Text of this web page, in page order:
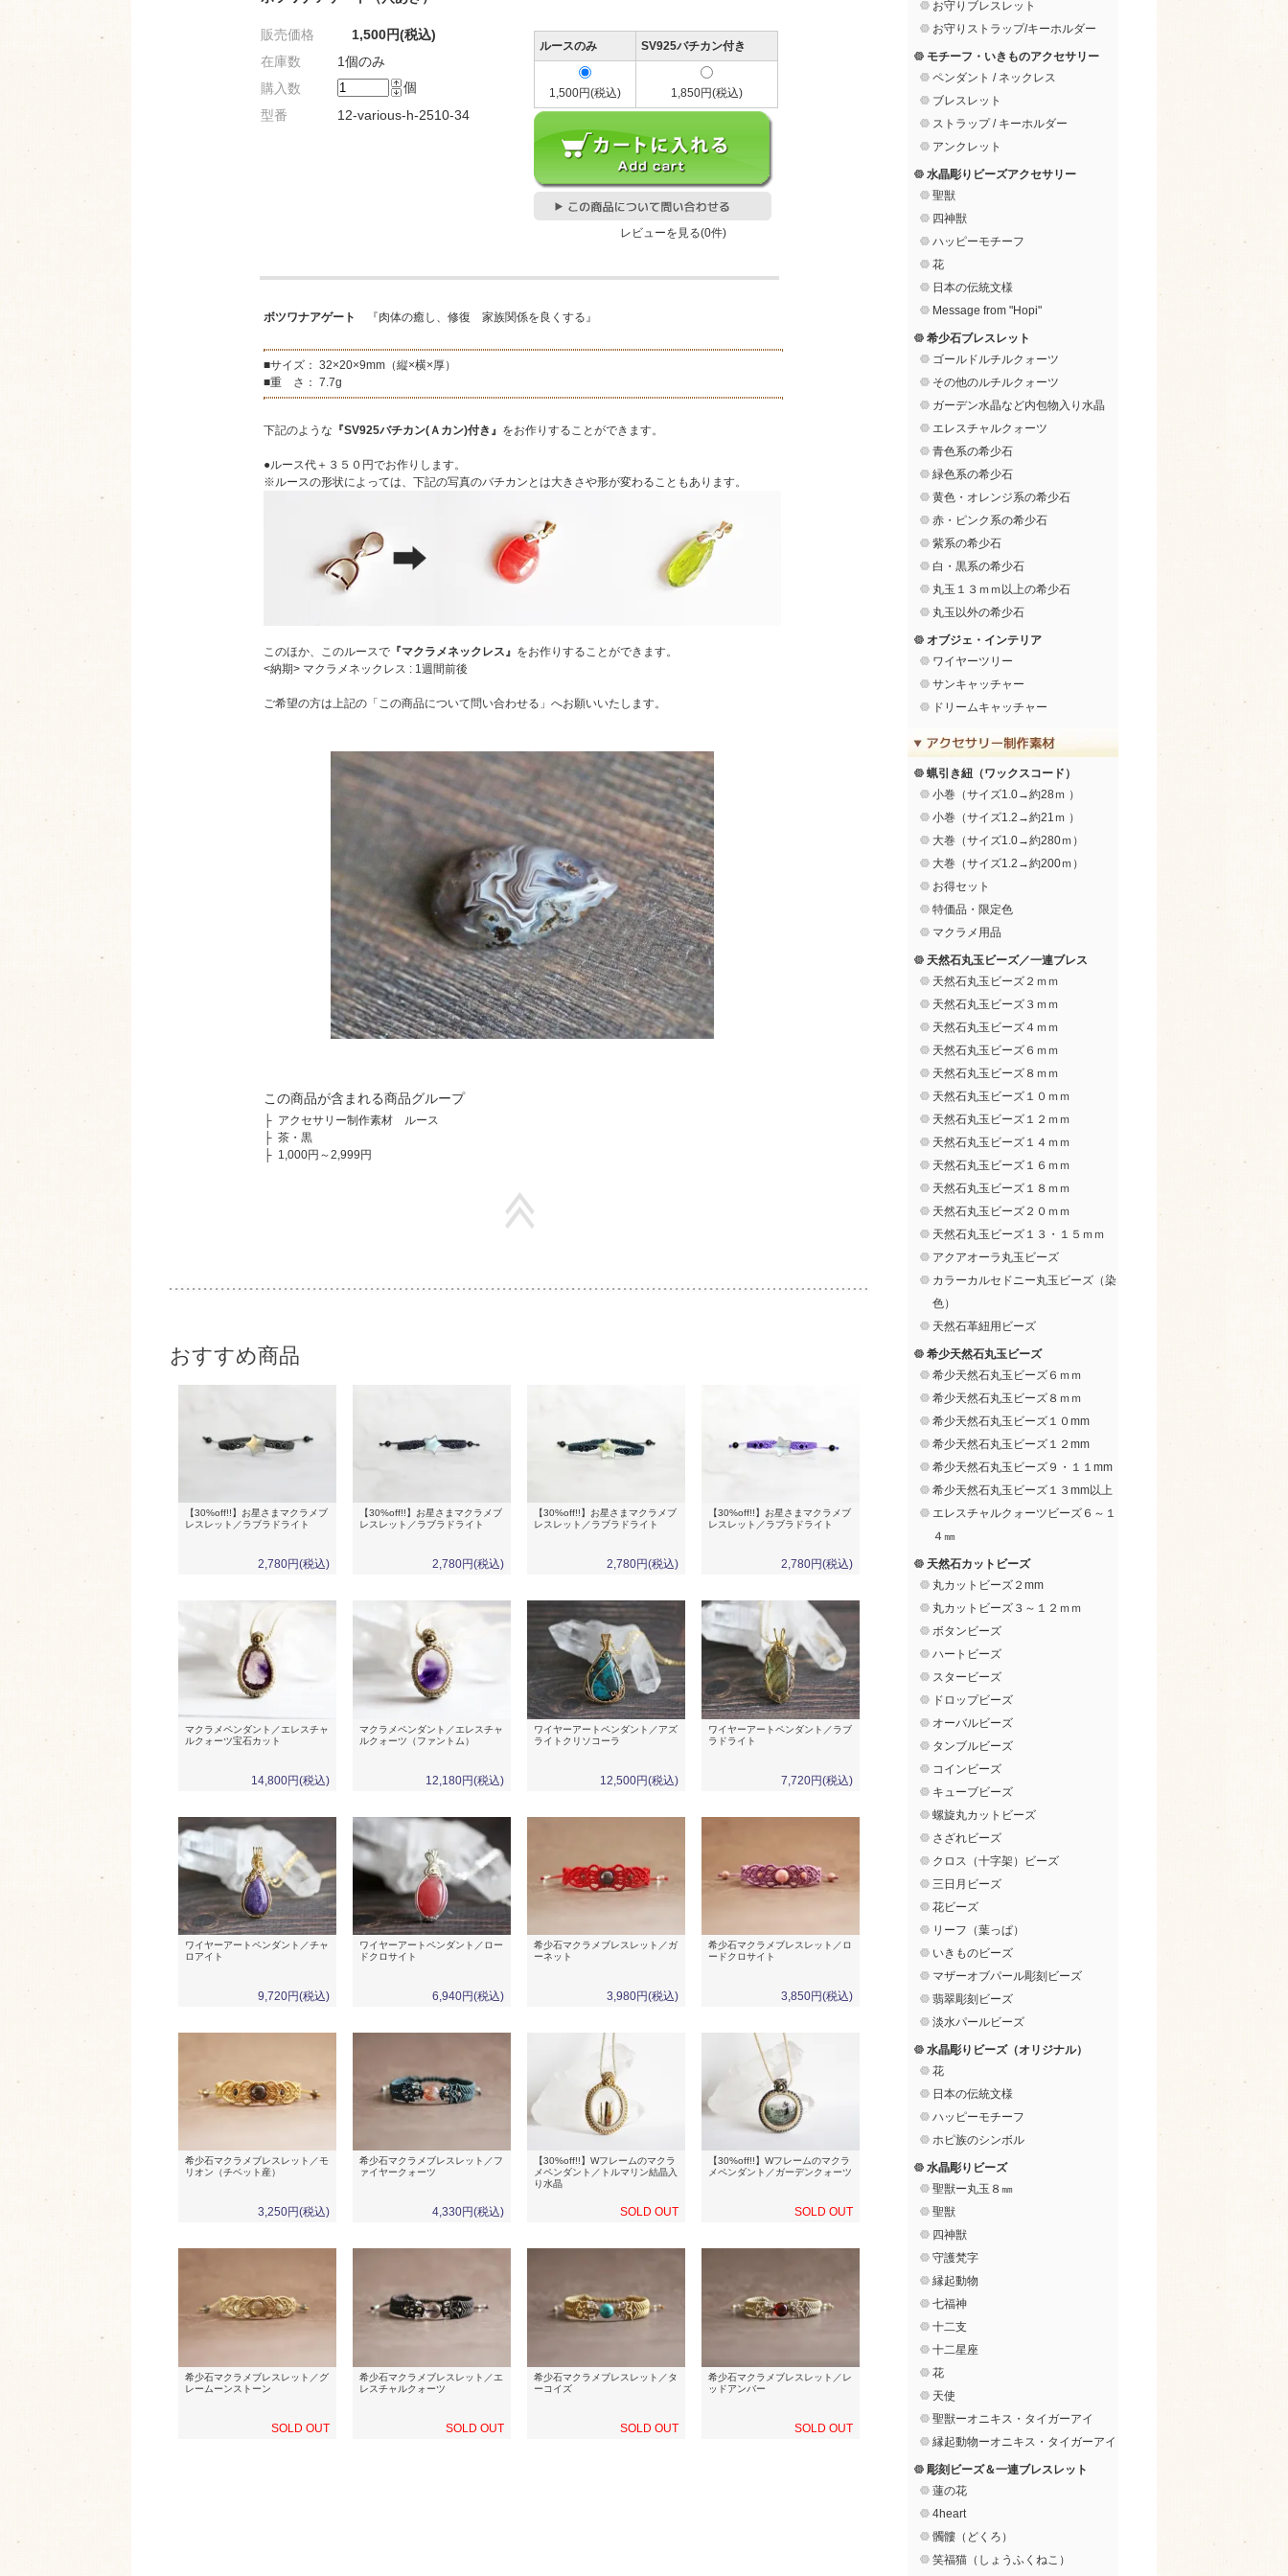
販売価格
1,500円(税込)
在庫数
1個のみ
購入数
個
型番
12-various-h-2510-34
ルースのみ SV925バチカン付き
1,500円(税込) 1,850円(税込)
レビューを見る(0件)
ボツワナアゲート 『肉体の癒し、修復 家族関係を良くする』
■サイズ： 32×20×9mm（縦×横×厚）
■重 さ： 7.7g
下記のような 『SV925バチカン(Ａカン)付き』 をお作りすることができます。
●ルース代＋３５０円でお作りします。
※ルースの形状によっては、下記の写真のバチカンとは大きさや形が変わることもあります。
このほか、このルースで『マクラメネックレス』 をお作りすることができます。
<納期> マクラメネックレス : 1週間前後
ご希望の方は上記の「この商品について問い合わせる」へお願いいたします。
この商品が含まれる商品グループ
├ アクセサリー制作素材 ルース
├ 茶・黒
├ 1,000円～2,999円
おすすめ商品
【30%off!!】お星さまマクラメブ
レスレット／ラブラドライト
2,780円(税込)
【30%off!!】お星さまマクラメブ
レスレット／ラブラドライト
2,780円(税込)
【30%off!!】お星さまマクラメブ
レスレット／ラブラドライト
2,780円(税込)
【30%off!!】お星さまマクラメブ
レスレット／ラブラドライト
2,780円(税込)
マクラメペンダント／エレスチャ
ルクォーツ宝石カット
14,800円(税込)
マクラメペンダント／エレスチャ
ルクォーツ（ファントム）
12,180円(税込)
ワイヤーアートペンダント／アズ
ライトクリソコーラ
12,500円(税込)
ワイヤーアートペンダント／ラブ
ラドライト
7,720円(税込)
ワイヤーアートペンダント／チャ
ロアイト
9,720円(税込)
ワイヤーアートペンダント／ロー
ドクロサイト
6,940円(税込)
希少石マクラメブレスレット／ガ
ーネット
3,980円(税込)
希少石マクラメブレスレット／ロ
ードクロサイト
3,850円(税込)
希少石マクラメブレスレット／モ
リオン（チベット産）
3,250円(税込)
希少石マクラメブレスレット／フ
ァイヤークォーツ
4,330円(税込)
【30%off!!】Wフレームのマクラ
メペンダント／トルマリン結晶入
り水晶
SOLD OUT
【30%off!!】Wフレームのマクラ
メペンダント／ガーデンクォーツ
SOLD OUT
希少石マクラメブレスレット／グ
レームーンストーン
SOLD OUT
希少石マクラメブレスレット／エ
レスチャルクォーツ
SOLD OUT
希少石マクラメブレスレット／タ
ーコイズ
SOLD OUT
希少石マクラメブレスレット／レ
ッドアンバー
SOLD OUT
お守りブレスレット
お守りストラップ/キーホルダー
モチーフ・いきものアクセサリー
ペンダント / ネックレス
ブレスレット
ストラップ / キーホルダー
アンクレット
水晶彫りビーズアクセサリー
聖獣
四神獣
ハッピーモチーフ
花
日本の伝統文様
Message from "Hopi"
希少石ブレスレット
ゴールドルチルクォーツ
その他のルチルクォーツ
ガーデン水晶など内包物入り水晶
エレスチャルクォーツ
青色系の希少石
緑色系の希少石
黄色・オレンジ系の希少石
赤・ピンク系の希少石
紫系の希少石
白・黒系の希少石
丸玉１３ｍｍ以上の希少石
丸玉以外の希少石
オブジェ・インテリア
ワイヤーツリー
サンキャッチャー
ドリームキャッチャー
蝋引き紐（ワックスコード）
小巻（サイズ1.0→約28ｍ ）
小巻（サイズ1.2→約21ｍ ）
大巻（サイズ1.0→約280ｍ）
大巻（サイズ1.2→約200ｍ）
お得セット
特価品・限定色
マクラメ用品
天然石丸玉ビーズ／一連ブレス
天然石丸玉ビーズ２ｍｍ
天然石丸玉ビーズ３ｍｍ
天然石丸玉ビーズ４ｍｍ
天然石丸玉ビーズ６ｍｍ
天然石丸玉ビーズ８ｍｍ
天然石丸玉ビーズ１０ｍｍ
天然石丸玉ビーズ１２ｍｍ
天然石丸玉ビーズ１４ｍｍ
天然石丸玉ビーズ１６ｍｍ
天然石丸玉ビーズ１８ｍｍ
天然石丸玉ビーズ２０ｍｍ
天然石丸玉ビーズ１３・１５ｍｍ
アクアオーラ丸玉ビーズ
カラーカルセドニー丸玉ビーズ（染
色）
天然石革紐用ビーズ
希少天然石丸玉ビーズ
希少天然石丸玉ビーズ６ｍｍ
希少天然石丸玉ビーズ８ｍｍ
希少天然石丸玉ビーズ１０mm
希少天然石丸玉ビーズ１２mm
希少天然石丸玉ビーズ９・１１mm
希少天然石丸玉ビーズ１３mm以上
エレスチャルクォーツビーズ６～１
４㎜
天然石カットビーズ
丸カットビーズ２mm
丸カットビーズ３～１２ｍｍ
ボタンビーズ
ハートビーズ
スタービーズ
ドロップビーズ
オーバルビーズ
タンブルビーズ
コインビーズ
キューブビーズ
螺旋丸カットビーズ
さざれビーズ
クロス（十字架）ビーズ
三日月ビーズ
花ビーズ
リーフ（葉っぱ）
いきものビーズ
マザーオブパール彫刻ビーズ
翡翠彫刻ビーズ
淡水パールビーズ
水晶彫りビーズ（オリジナル）
花
日本の伝統文様
ハッピーモチーフ
ホピ族のシンボル
水晶彫りビーズ
聖獣ー丸玉８㎜
聖獣
四神獣
守護梵字
縁起動物
七福神
十二支
十二星座
花
天使
聖獣ーオニキス・タイガーアイ
縁起動物ーオニキス・タイガーアイ
彫刻ビーズ＆一連ブレスレット
蓮の花
4heart
髑髏（どくろ）
笑福猫（しょうふくねこ）